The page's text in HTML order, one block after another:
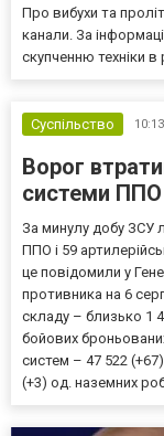
Про вибухи та
канали. За
скупченню техніки в
Суспільство
Ворог
системи
За минулу добу ЗСУ
ППО і 59
це повідомили у
противника на 6
складу – близько 1
бойових
систем – 47 522
(+3) од. наземних